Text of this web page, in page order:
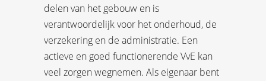
delen van het gebouw en is
verantwoordelijk voor het onderhoud, de
verzekering en de administratie. Een
actieve en goed functionerende VvE kan
veel zorgen wegnemen. Als eigenaar bent